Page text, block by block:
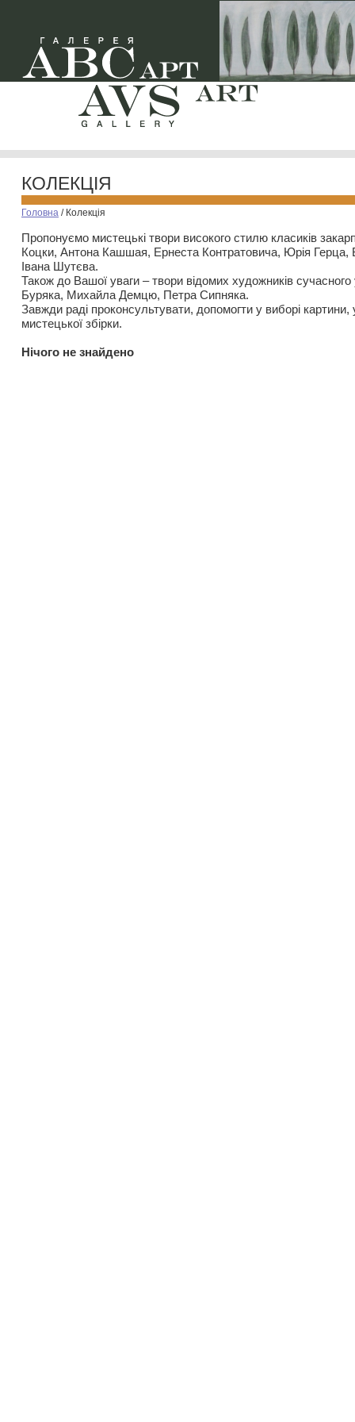
КОЛЕКЦІЯ
Головна / Колекція
Пропонуємо мистецькі твори високого стилю класиків
Коцки, Антона Кашшая, Ернеста Контратовича, Юрія
Івана Шутєва.
Також до Вашої уваги – твори відомих художників
Буряка, Михайла Демцю, Петра Сипняка.
Завжди раді проконсультувати, допомогти у виборі картини,
мистецької збірки.
Нiчого не знайдено